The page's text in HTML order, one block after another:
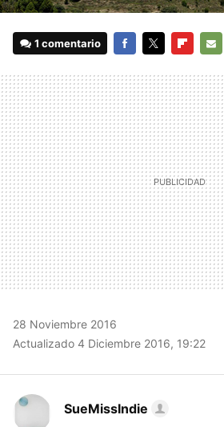
1 comentario
MAIL
28 Noviembre 2016
Actualizado 4 Diciembre 2016, 19:22
SueMissIndie